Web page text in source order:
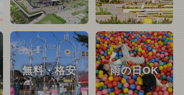
無料・格安 雨の日OK